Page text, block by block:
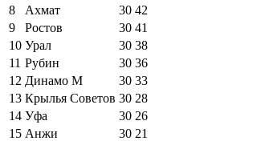
8
Ахмат 30 42
9
Ростов 30 41
10 Урал 30 38
11 Рубин 30 36
12 Динамо М 30 33
13 Крылья Советов 30 28
14 Уфа 30 26
15 Анжи 30 21